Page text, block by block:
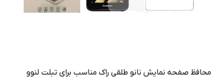
محافظ صفحه نمایش نانو طلقی راک مناسب برای تبلت لنوو